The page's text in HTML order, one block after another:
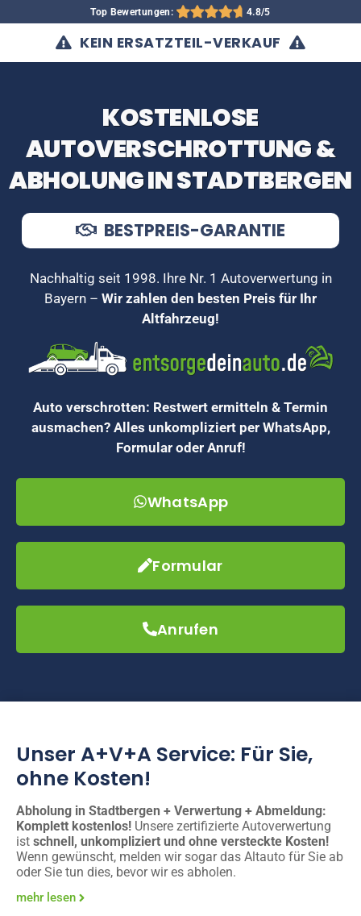
Top Bewertungen: 4.8/5
KEIN ERSATZTEIL-VERKAUF
KOSTENLOSE
AUTOVERSCHROTTUNG &
ABHOLUNG IN STADTBERGEN
BESTPREIS-GARANTIE
Nachhaltig seit 1998. Ihre Nr. 1 Autoverwertung in
Bayern – Wir zahlen den besten Preis für Ihr
Altfahrzeug!
Auto verschrotten: Restwert ermitteln & Termin
ausmachen? Alles unkompliziert per WhatsApp,
Formular oder Anruf!
WhatsApp
Formular
Anrufen
Unser A+V+A Service: Für Sie,
ohne Kosten!
Abholung in Stadtbergen + Verwertung + Abmeldung:
Komplett kostenlos! Unsere zertifizierte Autoverwertung
ist schnell, unkompliziert und ohne versteckte Kosten!
Wenn gewünscht, melden wir sogar das Altauto für Sie ab
oder Sie tun dies, bevor wir es abholen.
mehr lesen